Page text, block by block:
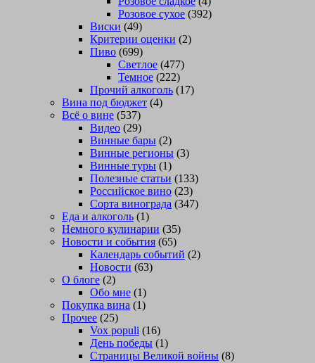
Розовое сухое (392)
Виски (49)
Критерии оценки (2)
Пиво (699)
Светлое (477)
Темное (222)
Прочий алкоголь (17)
Вина под бюджет (4)
Всё о вине (537)
Видео (29)
Винные бары (2)
Винные регионы (3)
Винные туры (1)
Полезные статьи (133)
Российское вино (23)
Сорта винограда (347)
Еда и алкоголь (1)
Немного кулинарии (35)
Новости и события (65)
Календарь событий (2)
Новости (63)
О блоге (2)
Обо мне (1)
Покупка вина (1)
Прочее (25)
Vox populi (16)
День победы (1)
Страницы Великой войны (8)